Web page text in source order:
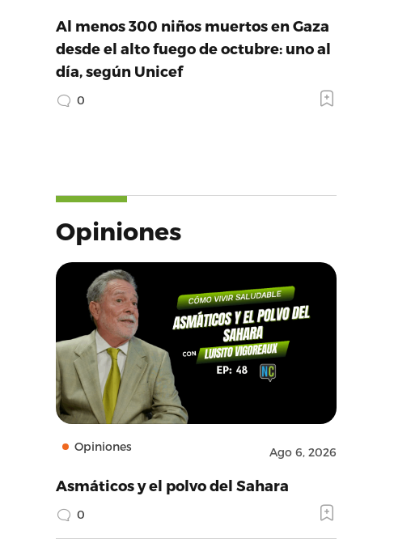
Al menos 300 niños muertos en Gaza
desde el alto fuego de octubre: uno al
día, según Unicef
0
Opiniones
Opiniones Ago 6, 2026
Asmáticos y el polvo del Sahara
0